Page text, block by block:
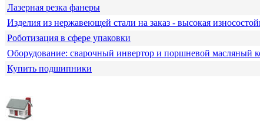
Лазерная резка фанеры
Изделия из нержавеющей стали на заказ - высокая
Роботизация в сфере упаковки
Оборудование: сварочный инвертор и поршневой масляный
Купить подшипники